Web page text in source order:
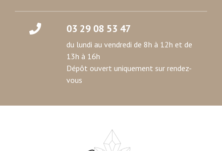
03 29 08 53 47
du lundi au vendredi de 8h à 12h et de
13h à 16h
Dépôt ouvert uniquement sur rendez-
vous